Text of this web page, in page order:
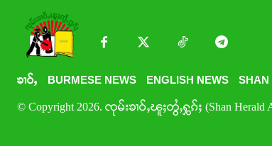
ၶၢဝ်ႇ BURMESE NEWS ENGLISH NEWS SHAN
© Copyright 2026. ၸုမ်းၶၢဝ်ႇၽူႈတွႆႇႁွၵ်ႈ (Shan Herald